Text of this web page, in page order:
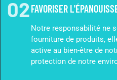
02FAVORISER
Notre responsabilité ne
fourniture de produits,
active au bien-être de
protection de notre